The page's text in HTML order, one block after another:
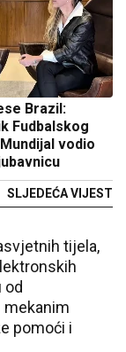
Brazil:
Fudbalskog
vodio
SLJEDEĆA VIJEST
tijela,
od
mekanim
pomoći i